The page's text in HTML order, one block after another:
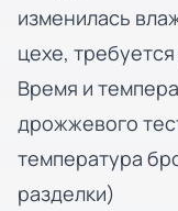
изменилась
цехе,
Время и
дрожжевого
температура
разделки)